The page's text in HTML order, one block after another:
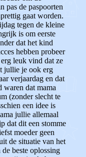
pas de paspoorten
gaat worden.
tegen de kleine
is om eerste
dat het kind
hebben probeer
leuk vind dat ze
jullie je ook erg
verjaardag en dat
waren dat mama
(zonder slecht te
een idee is
jullie allemaal
dat dit een stomme
moeder geen
de situatie van het
beste oplossing